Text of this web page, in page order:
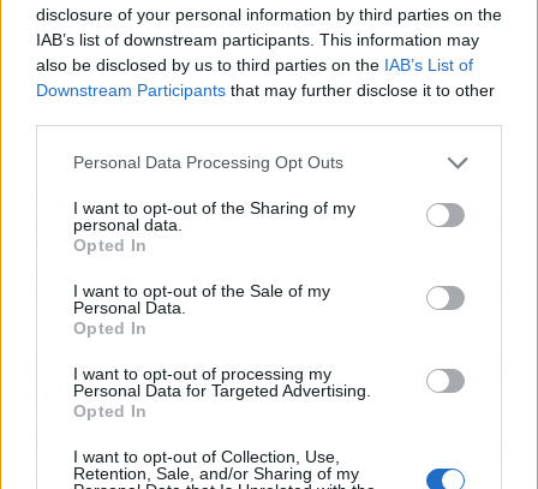
disclosure of your personal information by third parties on the
IAB’s list of downstream participants. This information may
also be disclosed by us to third parties on the IAB’s List of
Downstream Participants that may further disclose it to other
Personal Data Processing Opt Outs
I want to opt-out of the Sharing of my
personal data.
Opted In
I want to opt-out of the Sale of my
Personal Data.
Opted In
I want to opt-out of processing my
Personal Data for Targeted Advertising.
Opted In
I want to opt-out of Collection, Use,
Retention, Sale, and/or Sharing of my
Profesión
previa
Abogado de
prestigio
Patrón de los
juristas
Fecha de
24 de abril de
Celebración
Lugar del
Seewis, Suiza
peregrinació
Orden
El eco de una voz que no calló el 24
de abril
Hoy, la memoria deSan Fidel
en los altares, sino en cada tribunal donde un